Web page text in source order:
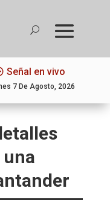
Señal en vivo
7 De Agosto, 2026